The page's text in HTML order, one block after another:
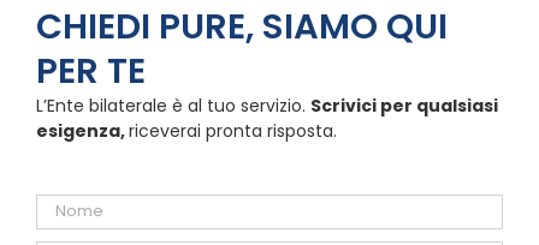
CHIEDI PURE, SIAMO QUI
PER TE
L’Ente bilaterale è al tuo servizio. Scrivici per qualsiasi
esigenza,riceverai pronta risposta.